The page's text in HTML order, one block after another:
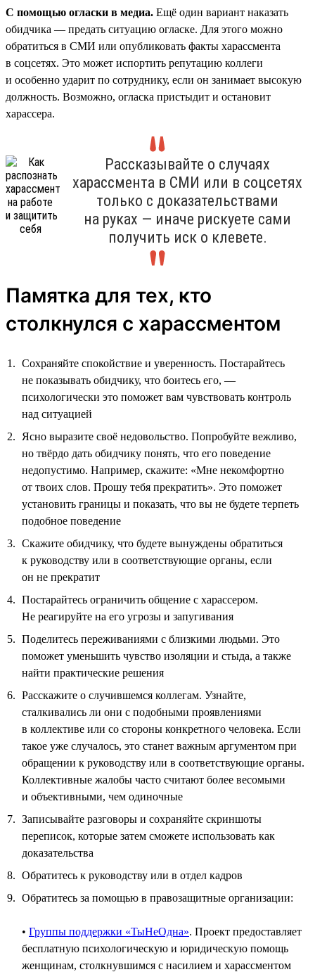
С помощью огласки в медиа. Ещё один вариант наказать
обидчика — предать ситуацию огласке. Для этого можно
обратиться в СМИ или опубликовать факты харассмента
в соцсетях. Это может испортить репутацию коллеги
и особенно ударит по сотруднику, если он занимает высокую
должность. Возможно, огласка пристыдит и остановит
харассера.
Рассказывайте о случаях
харассмента в СМИ или в соцсетях
только с доказательствами
на руках — иначе рискуете сами
получить иск о клевете.
Памятка для тех, кто
столкнулся с харассментом
Сохраняйте спокойствие и уверенность. Постарайтесь
не показывать обидчику, что боитесь его, —
психологически это поможет вам чувствовать контроль
над ситуацией
Ясно выразите своё недовольство. Попробуйте вежливо,
но твёрдо дать обидчику понять, что его поведение
недопустимо. Например, скажите: «Мне некомфортно
от твоих слов. Прошу тебя прекратить». Это поможет
установить границы и показать, что вы не будете терпеть
подобное поведение
Скажите обидчику, что будете вынуждены обратиться
к руководству или в соответствующие органы, если
он не прекратит
Постарайтесь ограничить общение с харассером.
Не реагируйте на его угрозы и запугивания
Поделитесь переживаниями с близкими людьми. Это
поможет уменьшить чувство изоляции и стыда, а также
найти практические решения
Расскажите о случившемся коллегам. Узнайте,
сталкивались ли они с подобными проявлениями
в коллективе или со стороны конкретного человека. Если
такое уже случалось, это станет важным аргументом при
обращении к руководству или в соответствующие органы.
Коллективные жалобы часто считают более весомыми
и объективными, чем одиночные
Записывайте разговоры и сохраняйте скриншоты
переписок, которые затем сможете использовать как
доказательства
Обратитесь к руководству или в отдел кадров
Обратитесь за помощью в правозащитные организации:
• Группы поддержки «ТыНеОдна». Проект предоставляет
бесплатную психологическую и юридическую помощь
женщинам, столкнувшимся с насилием и харассментом